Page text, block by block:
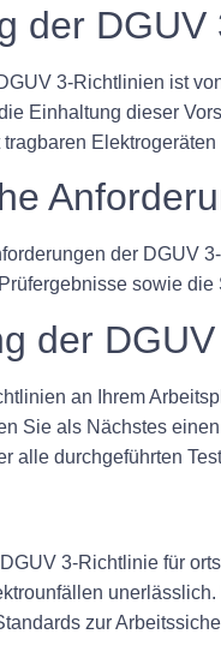
der DGUV
3-Richtlinien ist
Einhaltung dieser
der DGUV
sowie
der
an Ihrem
Sie als Nächstes
alle durchgeführten
3-Richtlinie für
zur